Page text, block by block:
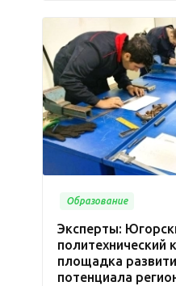
Образование
Эксперты:
политехнический
площадка
потенциала